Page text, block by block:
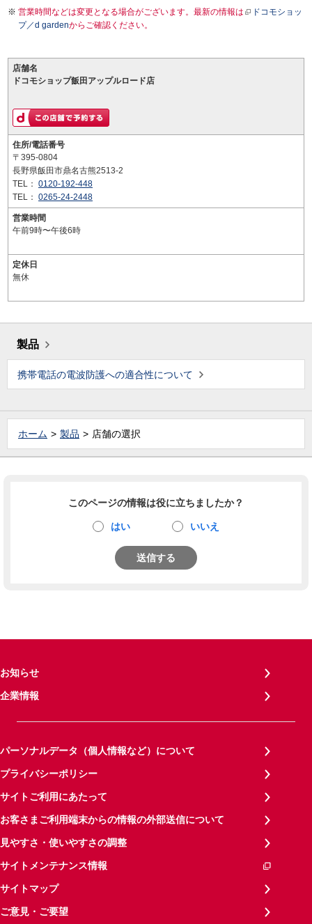
営業時間などは変更となる場合がございます。最新の情報は
ドコモショッ
プ／d gardenからご確認ください。
店舗名
ドコモショップ飯田アップルロード店
住所/電話番号
〒395-0804
長野県飯田市鼎名古熊2513-2
TEL： 0120-192-448
TEL： 0265-24-2448
営業時間
午前9時〜午後6時
定休日
無休
製品
携帯電話の電波防護への適合性について
ホーム 製品 店舗の選択
このページの情報は役に立ちましたか？
はい いいえ
送信する
お知らせ
企業情報
パーソナルデータ（個人情報など）について
プライバシーポリシー
サイトご利用にあたって
お客さまご利用端末からの情報の外部送信について
見やすさ・使いやすさの調整
サイトメンテナンス情報
サイトマップ
ご意見・ご要望